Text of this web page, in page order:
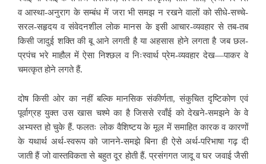
व आस्था-अनुराग के सम्बंध में जरा भी समझ न रखने वालों को सीधे-सच्चे-
सरल-सहृदय व संवेदनशील लोकमानस के इसी आचार-व्यवहार से तब-तब
किसी जादुई शक्ति की बू आने लगती है या अहसास होने लगता है जब छल-
प्रपंच भरे माहौल में ऐसा निश्छल व निःस्वार्थ प्रेम-व्यवहार देख—पाकर वे
चमत्कृत होने लगते हैं.
दोष किसी ओर का नहीं बल्कि मानसिक संकीर्णता, संकुचित दृष्टिकोण एवं
पूर्वाग्रह युक्त उस खास चश्मे का है जिससे रवाँई को देखने-समझने के वे
अभ्यस्त हो चुके हैं. फलतः लोक वैशिष्टय के मूल में समाहित कारक व कारणों
के यथार्थ अर्थ-स्वरूप को जानने-समझे बिना ही ऐसे अर्थ-परिभाषा गढ़ दी
जाती हैं जो वास्तविकता सेबहुत दूर होती हैं. प्रसंगगत जादू व घर जवाई जैसी